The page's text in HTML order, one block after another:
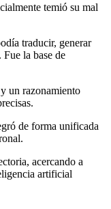
temió su mal
traducir, generar
la base de
un razonamiento
de forma unificada
acercando a
artificial